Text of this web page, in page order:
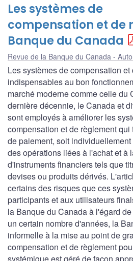
Les systèmes de
compensation et de
Banque du Canada
Revue de la Banque du Canada -
Les systèmes de compensation
indispensables au bon
marché moderne comme celle du
dernière décennie, le Canada et
sont employés à améliorer les
compensation et de règlement
de paiement, soit
des opérations liées à l'achat et à
d'instruments financiers tels que
devises ou produits dérivés.
certains des risques que ces
participants et aux utilisateurs
la Banque du Canada à l'égard
un certain nombre d'années, la
informelle à la mise au point de
compensation et de règlement
systémique est géré de façon